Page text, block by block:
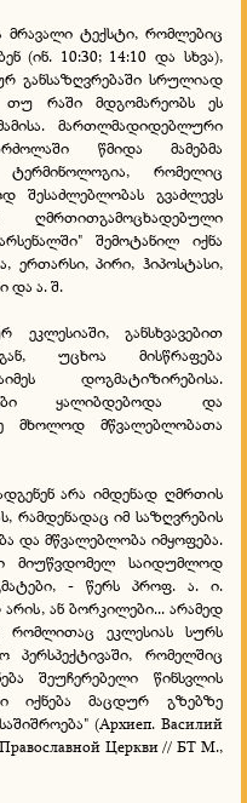
მრავალი ტექსტი, რომლებიც
(ინ. 10:30; 14:10 და სხვა),
განსაზღვრებაში სრულიად
რაში მდგომარეობს ეს
მართლმადიდებლური
წმიდა მამებმა
ტერმინოლოგია, რომელიც
შესაძლებლობას გვაძლევს
შემოტანილ იქნა
ერთარსი, პირი, ჰიპოსტასი,
და ა. შ.
განსხვავებით
უცხოა მისწრაფება
დოგმატიზირებისა.
ყალიბდებოდა და
მხოლოდ მწვალებლობათა
არა იმდენად ღმრთის
რამდენადაც იმ საზღვრების
და მწვალებლობა იმყოფება.
მიუწვდომელ საიდუმლოდ
- წერს პროფ. ა. ი.
არის, ან ბორკილები... არამედ
რომლითაც ეკლესიას სურს
პერსპექტივაში, რომელშიც
შეუჩერებელი წინსვლის
იქნება მაცდურ გზებზე
(Архиеп. Василий
Церкви // БТ М.,